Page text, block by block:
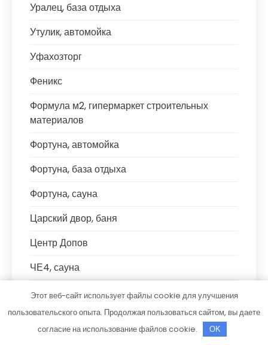
Уралец, база отдыха
Утулик, автомойка
Уфахозторг
Феникс
Формула м2, гипермаркет строительных
материалов
Фортуна, автомойка
Фортуна, база отдыха
Фортуна, сауна
Царский двор, баня
Центр Допов
ЧЕ4, сауна
Что угодно.рф
Шале, банный комплекс
Этот веб-сайт использует файлы cookie для улучшения
пользовательского опыта. Продолжая пользоваться сайтом, вы даете
согласие на использование файлов cookie.
OK